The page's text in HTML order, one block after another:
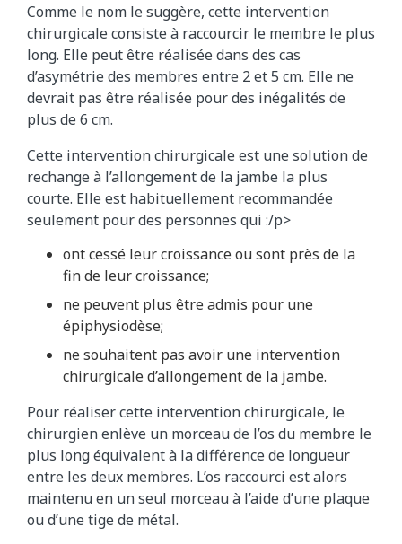
Comme le nom le suggère, cette intervention
chirurgicale consiste à raccourcir le membre le plus
long. Elle peut être réalisée dans des cas
d’asymétrie des membres entre 2 et 5 cm. Elle ne
devrait pas être réalisée pour des inégalités de
plus de 6 cm.
Cette intervention chirurgicale est une solution de
rechange à l’allongement de la jambe la plus
courte. Elle est habituellement recommandée
seulement pour des personnes qui :/p>
ont cessé leur croissance ou sont près de la
fin de leur croissance;
ne peuvent plus être admis pour une
épiphysiodèse;
ne souhaitent pas avoir une intervention
chirurgicale d’allongement de la jambe.
Pour réaliser cette intervention chirurgicale, le
chirurgien enlève un morceau de l’os du membre le
plus long équivalent à la différence de longueur
entre les deux membres. L’os raccourci est alors
maintenu en un seul morceau à l’aide d’une plaque
ou d’une tige de métal.